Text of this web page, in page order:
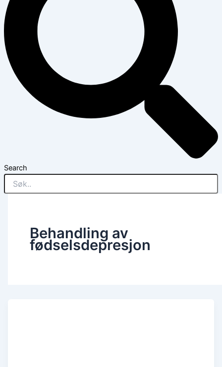
Search
Behandling av
fødselsdepresjon